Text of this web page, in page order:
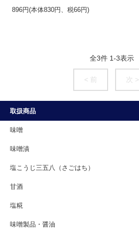
896円(本体830円、税66円)
全3件 1-3表示
< 前 次 >
取扱商品
味噌
味噌漬
塩こうじ三五八（さごはち）
甘酒
塩糀
味噌製品・醤油